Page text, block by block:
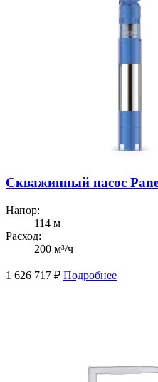
Скважинный насос
Напор:
114 м
Расход:
200 м³/ч
1 626 717 ₽ Подробнее